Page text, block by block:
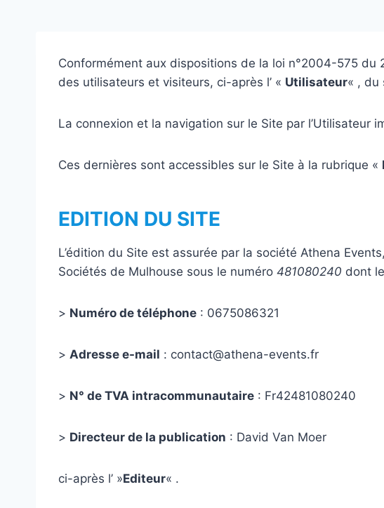
Conformément aux dispositions de la loi n°2004-575 du
des utilisateurs et visiteurs, ci-après l’ « Utilisateur« , du
La connexion et la navigation sur le Site par
Ces dernières sont accessibles sur le Site à la rubrique «
EDITION DU SITE
L’édition du Site est assurée par la société Athena
Sociétés de Mulhouse sous le numéro 481080240 dont
> Numéro de téléphone : 0675086321
> Adresse e-mail : contact@athena-events.fr
> N° de TVA intracommunautaire : Fr42481080240
> Directeur de la publication : David Van Moer
ci-après l’ »Editeur« .